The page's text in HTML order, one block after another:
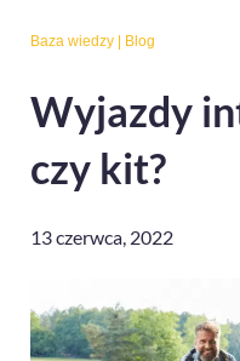
Baza wiedzy Blog
Wyjazdy
czy kit?
13 czerwca, 2022